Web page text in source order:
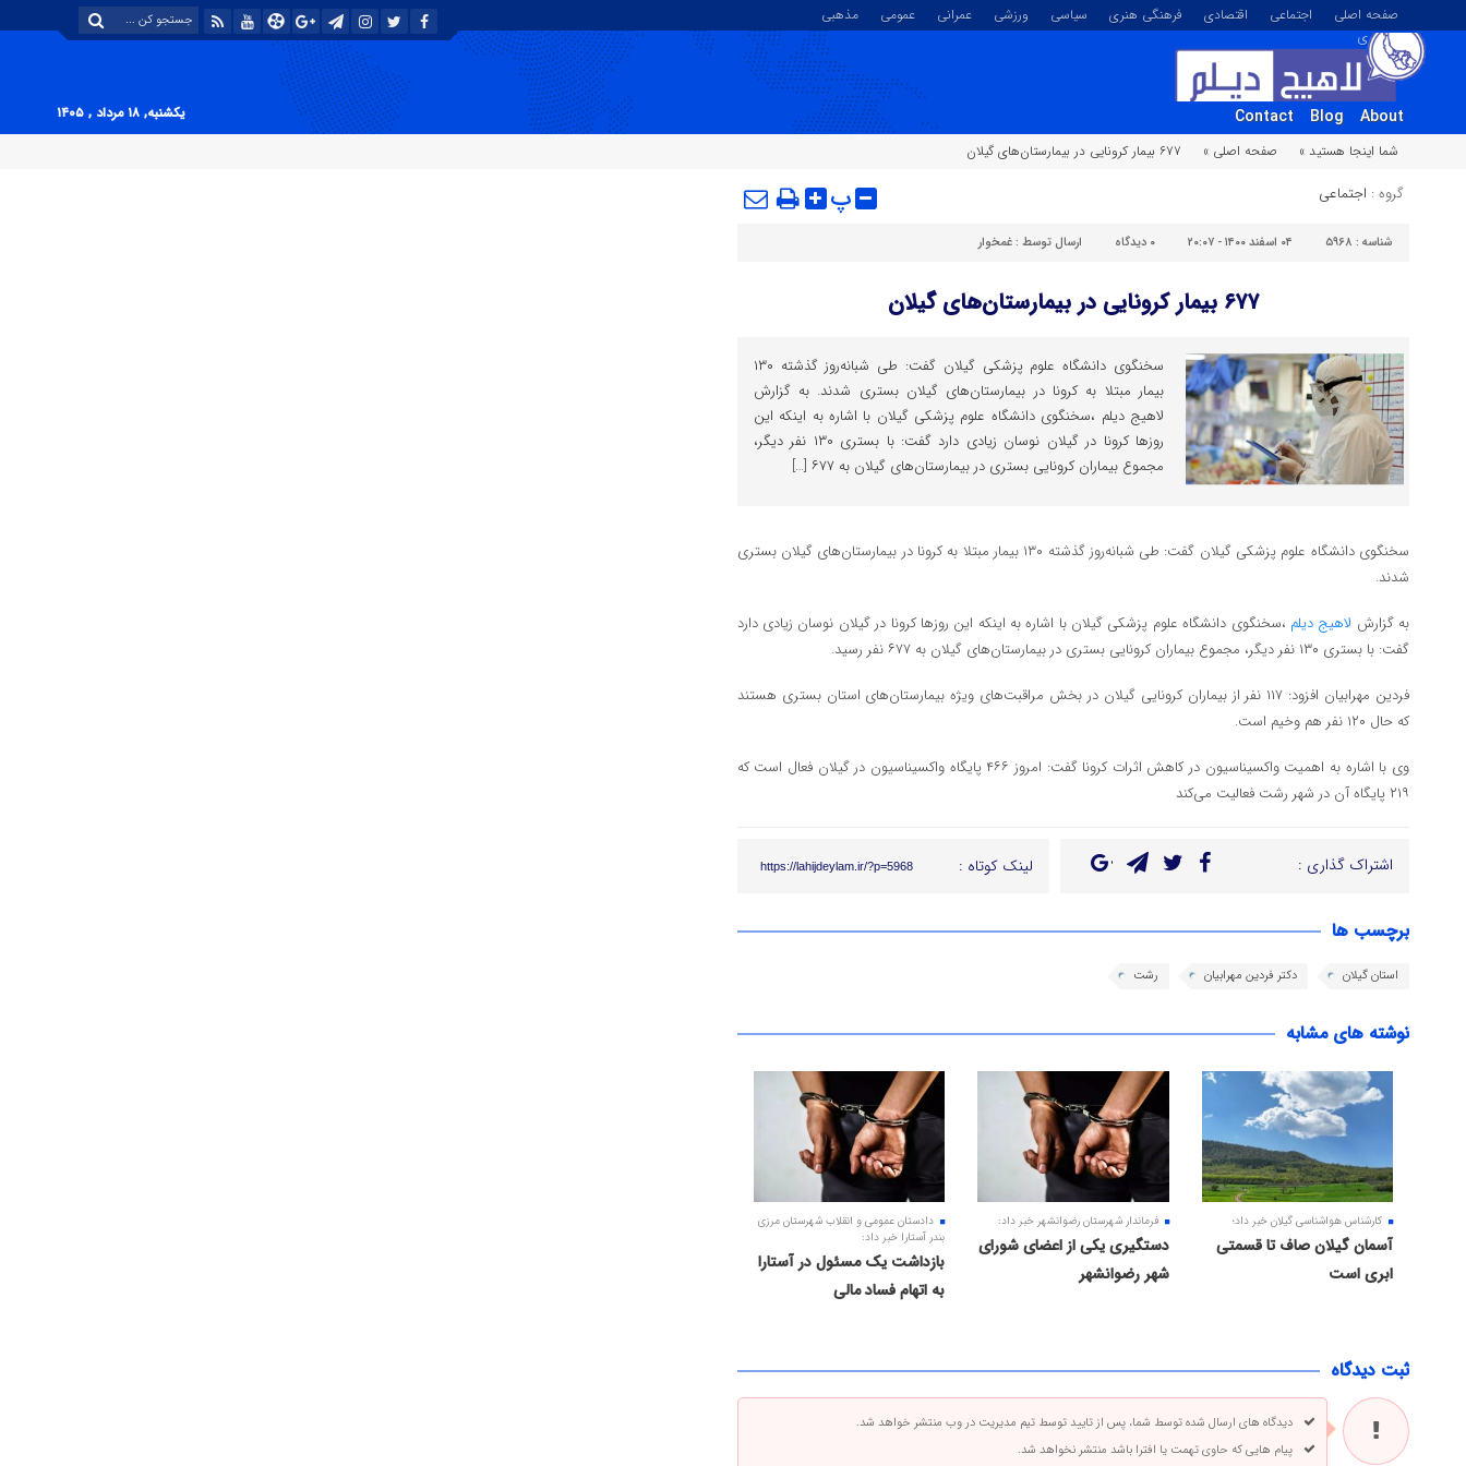
صفحه اصلی اجتماعی اقتصادی فرهنگی هنری سیاسی ورزشی عمرانی عمومی
مذهبی
تصویری
About
Blog
Contact
یکشنبه, ۱۸ مرداد , ۱۴۰۵
شما اینجا هستید »
صفحه اصلی » ۶۷۷ بیمار کرونایی در بیمارستان‌های گیلان
گروه : اجتماعی پ
شناسه : ۵۹۶۸ ۰۴ اسفند ۱۴۰۰ - ۲۰:۰۷ ۰ دیدگاه ارسال توسط : غمخوار
۶۷۷ بیمار کرونایی در بیمارستان‌های گیلان
سخنگوی دانشگاه علوم پزشکی گیلان گفت: طی شبانه‌روز گذشته ۱۳۰
بیمار مبتلا به کرونا در بیمارستان‌های گیلان بستری شدند. به گزارش
لاهیج دیلم ،سخنگوی دانشگاه علوم پزشکی گیلان با اشاره به اینکه این
روز‌ها کرونا در گیلان نوسان زیادی دارد گفت: با بستری ۱۳۰ نفر دیگر،
مجموع بیماران کرونایی بستری در بیمارستان‌های گیلان به ۶۷۷ […]
سخنگوی دانشگاه علوم پزشکی گیلان گفت: طی شبانه‌روز گذشته ۱۳۰ بیمار مبتلا به کرونا در بیمارستان‌های گیلان بستری
شدند.
به گزارش لاهیج دیلم ،سخنگوی دانشگاه علوم پزشکی گیلان با اشاره به اینکه این روز‌ها کرونا در گیلان نوسان زیادی دارد
گفت: با بستری ۱۳۰ نفر دیگر، مجموع بیماران کرونایی بستری در بیمارستان‌های گیلان به ۶۷۷ نفر رسید.
فردین مهرابیان افزود: ۱۱۷ نفر از بیماران کرونایی گیلان در بخش مراقبت‌های ویژه بیمارستان‌های استان بستری هستند
که حال ۱۲۰ نفر هم وخیم است.
وی با اشاره به اهمیت واکسیناسیون در کاهش اثرات کرونا گفت: امروز ۴۶۶ پایگاه واکسیناسیون در گیلان فعال است که
۲۱۹ پایگاه آن در شهر رشت فعالیت می‌کند
اشتراک گذاری : لینک کوتاه : https://lahijdeylam.ir/?p=5968
برچسب ها
استان گیلان دکتر فردین مهرابیان رشت
نوشته های مشابه
کارشناس هواشناسی گیلان خبر داد؛
آسمان گیلان صاف تا قسمتی
ابری است
فرماندار شهرستان رضوانشهر خبر داد:
دستگیری یکی از اعضای شورای
شهر رضوانشهر
دادستان عمومی و انقلاب شهرستان مرزی
بندر آستارا خبر داد:
بازداشت یک مسئول در آستارا
به اتهام فساد مالی
ثبت دیدگاه
دیدگاه های ارسال شده توسط شما، پس از تایید توسط تیم مدیریت در وب منتشر خواهد شد.
پیام هایی که حاوی تهمت یا افترا باشد منتشر نخواهد شد.